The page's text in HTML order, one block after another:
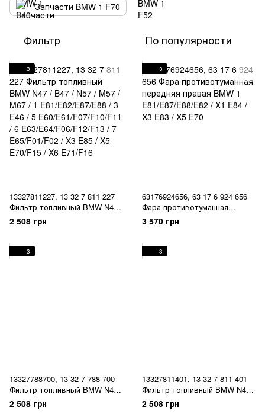
Запчасти BMW 1 F70
Фильтр По популярности
3
13327811227, 13 32 7 811 227
Фильтр топливный BMW N47 /
B47 / N57 / M57 / M67 / 1
E81/E82/E87/E88 / 3 E46 / 5
E63/E64/F06/F12/F13 / 7
E65/F01/F02 / X3 E85 / X5
2 508 грн
3
63176924656, 63 17 6 924 656
Фара противотуманная
передняя правая BMW 1
E81/E87/E88/E82 / X1 E84 / X3
3 570 грн
3
13327788700, 13 32 7 788 700
Фильтр топливный BMW N47 /
B47 / N57 / M57 / M67 / 1
E81/E82/E87/E88 / 3 E46 / 5
2 508 грн
3
13327811401, 13 32 7 811 401
Фильтр топливный BMW N47 /
B47 / N57 / M57 / M67 / 1
E81/E82/E87/E88 / 3 E46 / 5
2 508 грн